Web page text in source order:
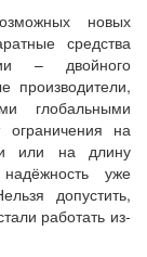
новых
средства
– двойного
производители,
глобальными
на
или на длину
уже
допустить,
работать из-